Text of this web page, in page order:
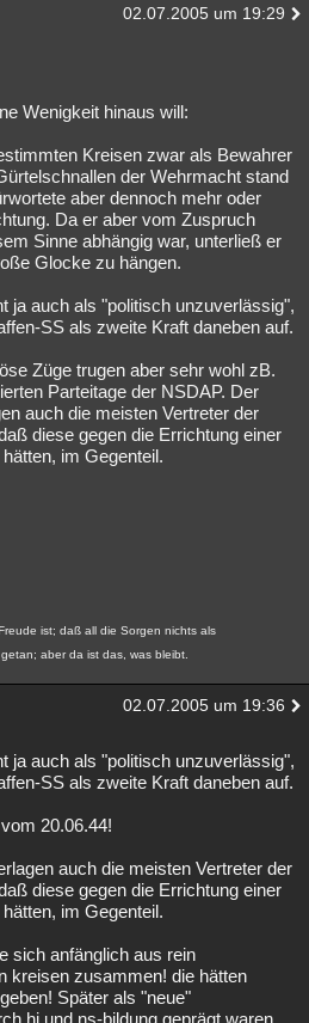
02.07.2005 um 19:29
Wenigkeit hinaus will:
Kreisen zwar als Bewahrer
der Wehrmacht stand
aber dennoch mehr oder
Da er aber vom Zuspruch
Sinne abhängig war, unterließ er
Glocke zu hängen.
ja auch als "politisch unzuverlässig",
SS als zweite Kraft daneben auf.
Züge trugen aber sehr wohl zB.
Parteitage der NSDAP. Der
auch die meisten Vertreter der
diese gegen die Errichtung einer
im Gegenteil.
ist; daß all die Sorgen nichts als
aber da ist das, was bleibt.
02.07.2005 um 19:36
ja auch als "politisch unzuverlässig",
SS als zweite Kraft daneben auf.
20.06.44!
auch die meisten Vertreter der
diese gegen die Errichtung einer
im Gegenteil.
sich anfänglich aus rein
kreisen zusammen! die hätten
Später als "neue"
hj und ns-bildung geprägt waren,